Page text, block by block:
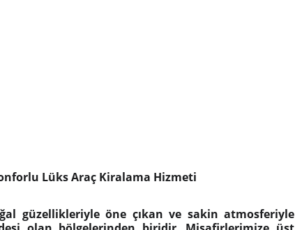
Lüks Araç Kiralama Hizmeti
güzellikleriyle öne çıkan ve sakin atmosferiyle